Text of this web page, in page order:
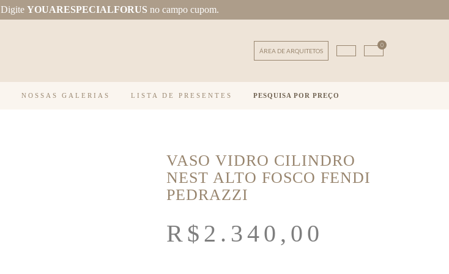
Digite YOUARESPECIALFORUS no campo cupom.
ÁREA DE ARQUITETOS
0
NOSSAS GALERIAS LISTA DE PRESENTES PESQUISA POR PREÇO
VASO VIDRO CILINDRO
NEST ALTO FOSCO FENDI
PEDRAZZI
R$ 2.340,00